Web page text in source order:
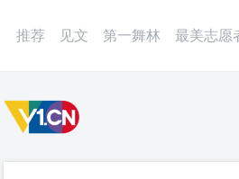
推荐 见文 第一舞林 最美志愿